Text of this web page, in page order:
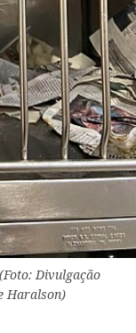
Divulgação
Haralson)